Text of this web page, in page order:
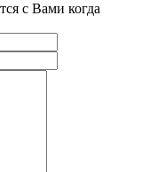
с Вами когда